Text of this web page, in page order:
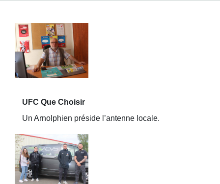
UFC Que Choisir
Un Arnolphien préside l’antenne locale.